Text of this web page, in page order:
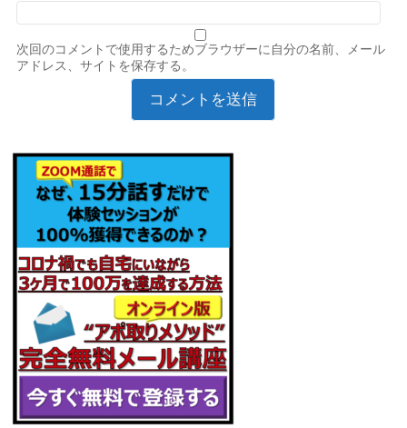
次回のコメントで使用するためブラウザーに自分の名前、メール
アドレス、サイトを保存する。